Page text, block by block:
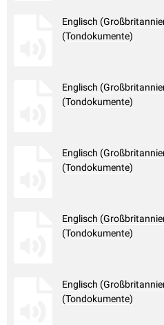
Englisch
(Tondokumente)
Englisch
(Tondokumente)
Englisch
(Tondokumente)
Englisch
(Tondokumente)
Englisch
(Tondokumente)